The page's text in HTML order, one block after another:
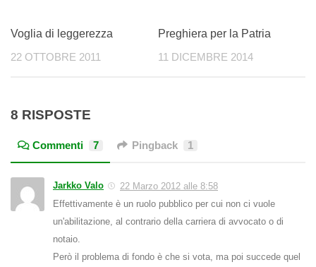
Voglia di leggerezza
22 OTTOBRE 2011
Preghiera per la Patria
11 DICEMBRE 2014
8 RISPOSTE
Commenti 7 Pingback 1
Jarkko Valo
22 Marzo 2012 alle 8:58
Effettivamente è un ruolo pubblico per cui non ci vuole
un'abilitazione, al contrario della carriera di avvocato o di
notaio.
Però il problema di fondo è che si vota, ma poi succede quel